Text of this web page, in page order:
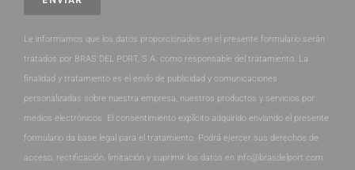
Le informamos que los datos proporcionados en el presente formulario serán
tratados por BRAS DEL PORT, S.A. como responsable del tratamiento. La
finalidad y tratamiento es el envío de publicidad y comunicaciones
personalizadas sobre nuestra empresa, nuestros productos y servicios por
medios electrónicos. El consentimiento explícito adquirido enviando el presente
formulario da base legal para el tratamiento. Podrá ejercer sus derechos de
acceso, rectificación, limitación y suprimir los datos en info@brasdelport.com.